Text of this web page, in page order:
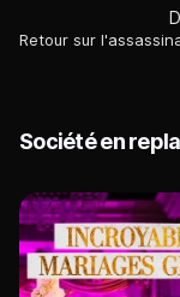
Société en